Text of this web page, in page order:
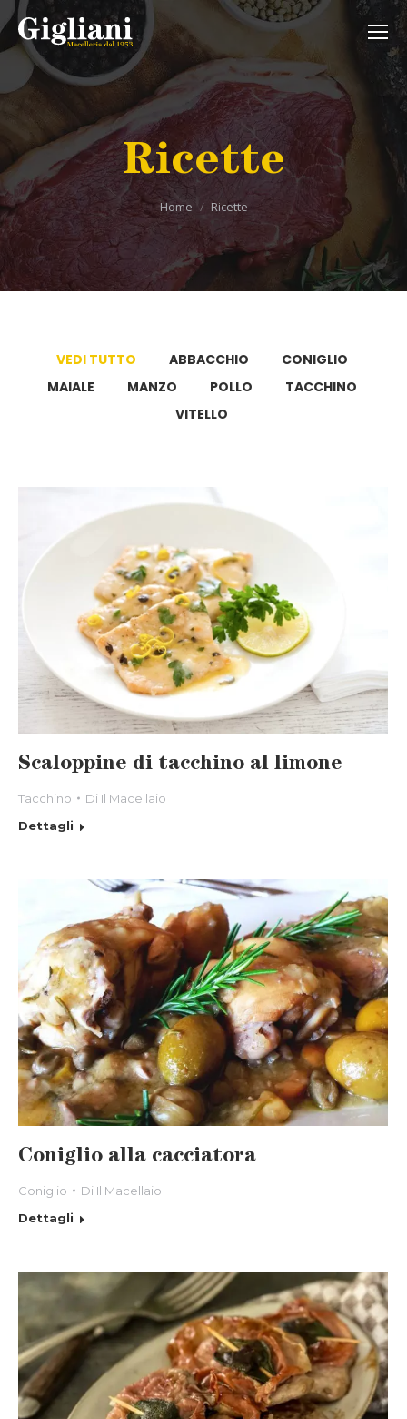
Ricette
Tu sei qui:
Home Ricette
VEDI TUTTO ABBACCHIO
CONIGLIO
MAIALE
MANZO POLLO
TACCHINO
VITELLO
Scaloppine di tacchino al limone
Tacchino Di Il Macellaio
Dettagli
Coniglio alla cacciatora
Coniglio Di Il Macellaio
Dettagli